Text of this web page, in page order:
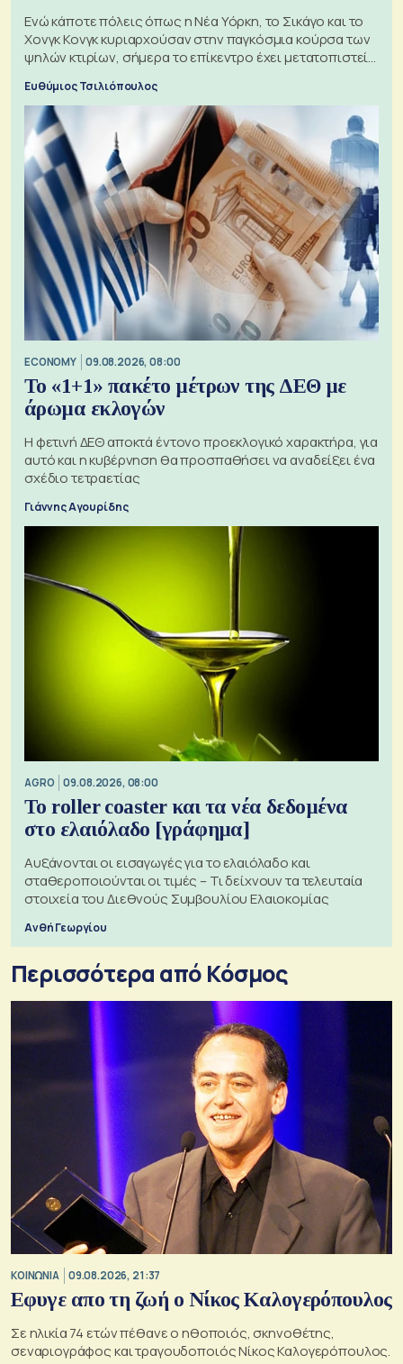
Ενώ κάποτε πόλεις όπως η Νέα Υόρκη, το Σικάγο και το
Χονγκ Κονγκ κυριαρχούσαν στην παγκόσμια κούρσα των
ψηλών κτιρίων, σήμερα το επίκεντρο έχει μετατοπιστεί
Ευθύμιος Τσιλιόπουλος
ECONOMY 09.08.2026, 08:00
Το «1+1» πακέτο μέτρων της ΔΕΘ με
άρωμα εκλογών
Η φετινή ΔΕΘ αποκτά έντονο προεκλογικό χαρακτήρα, για
αυτό και η κυβέρνηση θα προσπαθήσει να αναδείξει ένα
σχέδιο τετραετίας
Γιάννης Αγουρίδης
AGRO 09.08.2026, 08:00
Το roller coaster και τα νέα δεδομένα
στο ελαιόλαδο [γράφημα]
Αυξάνονται οι εισαγωγές για το ελαιόλαδο και
σταθεροποιούνται οι τιμές – Τι δείχνουν τα τελευταία
στοιχεία του Διεθνούς Συμβουλίου Ελαιοκομίας
Ανθή Γεωργίου
Περισσότερα από Κόσμος
ΚΟΙΝΩΝΙΑ 09.08.2026, 21:37
Εφυγε απο τη ζωή ο Νίκος Καλογερόπουλος
Σε ηλικία 74 ετών πέθανε ο ηθοποιός, σκηνοθέτης,
σεναριογράφος και τραγουδοποιός Νίκος Καλογερόπουλος.